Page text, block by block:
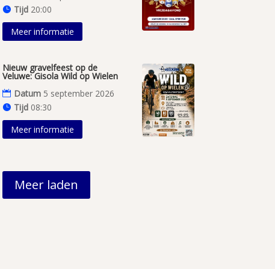
Tijd 20:00
Meer informatie
Nieuw gravelfeest op de
Veluwe: Gisola Wild op Wielen
Datum 5 september 2026
Tijd 08:30
Meer informatie
Meer laden